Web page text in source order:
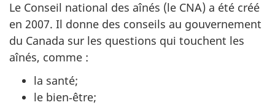
Le Conseil national des aînés (le CNA) a été créé
en 2007. Il donne des conseils au gouvernement
du Canada sur les questions qui touchent les
aînés, comme :
la santé;
le bien‑être;